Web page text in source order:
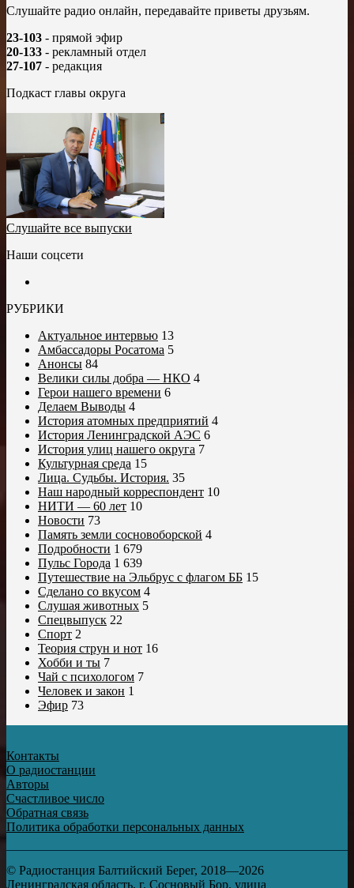
Слушайте радио онлайн, передавайте приветы друзьям.
23-103 - прямой эфир
20-133 - рекламный отдел
27-107 - редакция
Подкаст главы округа
Слушайте все выпуски
Наши соцсети
РУБРИКИ
Актуальное интервью 13
Амбассадоры Росатома 5
Анонсы 84
Велики силы добра — НКО 4
Герои нашего времени 6
Делаем Выводы 4
История атомных предприятий 4
История Ленинградской АЭС 6
История улиц нашего округа 7
Культурная среда 15
Лица. Судьбы. История. 35
Наш народный корреспондент 10
НИТИ — 60 лет 10
Новости 73
Память земли сосновоборской 4
Подробности 1 679
Пульс Города 1 639
Путешествие на Эльбрус с флагом ББ 15
Сделано со вкусом 4
Слушая животных 5
Спецвыпуск 22
Спорт 2
Теория струн и нот 16
Хобби и ты 7
Чай с психологом 7
Человек и закон 1
Эфир 73
Контакты
О радиостанции
Авторы
Счастливое число
Обратная связь
Политика обработки персональных данных
© Радиостанция Балтийский Берег, 2018—2026
Ленинградская область, г. Сосновый Бор, улица